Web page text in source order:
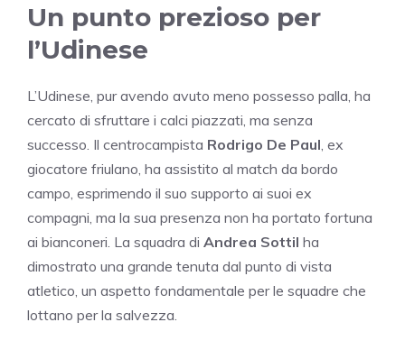
Un punto prezioso per
l’Udinese
L’Udinese, pur avendo avuto meno possesso palla, ha
cercato di sfruttare i calci piazzati, ma senza
successo. Il centrocampista Rodrigo De Paul , ex
giocatore friulano, ha assistito al match da bordo
campo, esprimendo il suo supporto ai suoi ex
compagni, ma la sua presenza non ha portato fortuna
ai bianconeri. La squadra di Andrea Sottil ha
dimostrato una grande tenuta dal punto di vista
atletico, un aspetto fondamentale per le squadre che
lottano per la salvezza.